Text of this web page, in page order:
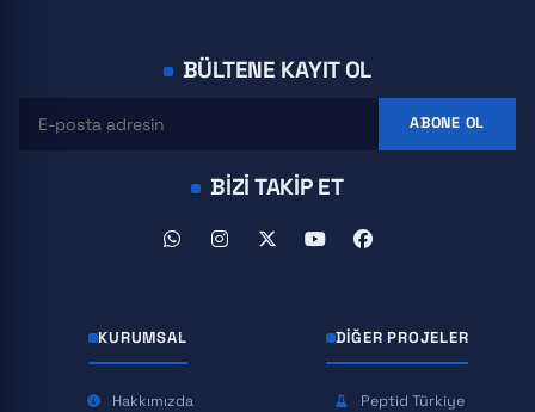
BÜLTENE KAYIT OL
ABONE OL
BIZI TAKIP ET
KURUMSAL
Hakkımızda
DIĞER PROJELER
Peptid Türkiye